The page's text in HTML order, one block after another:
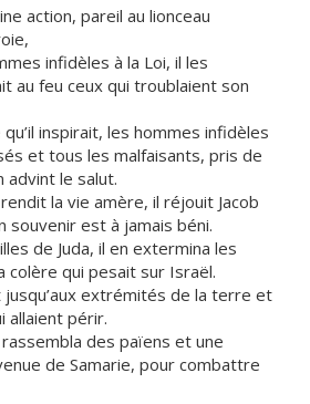
action, pareil au lionceau
infidèles à la Loi, il les
au feu ceux qui troublaient son
inspirait, les hommes infidèles
et tous les malfaisants, pris de
advint le salut.
la vie amère, il réjouit Jacob
souvenir est à jamais béni.
de Juda, il en extermina les
colère qui pesait sur Israël.
extrémités de la terre et
allaient périr.
des païens et une
de Samarie, pour combattre